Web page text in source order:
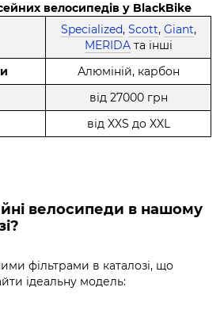
велосипедів у BlackBike
Specialized, Scott, Giant,
MERIDAта інші
Алюміній, карбон
від 27000 грн
від XXS до XXL
велосипеди в нашому
фільтрами в каталозі, що
ідеальну модель: